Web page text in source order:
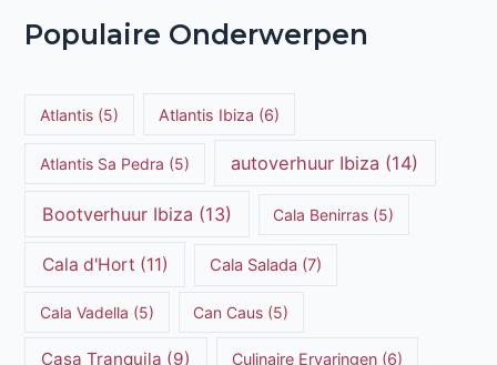
Populaire Onderwerpen
Atlantis (5) Atlantis Ibiza (6)
Atlantis Sa Pedra (5) autoverhuur Ibiza (14)
Bootverhuur Ibiza (13) Cala Benirras (5)
Cala d'Hort (11) Cala Salada(7)
Cala Vadella (5) Can Caus (5)
Casa Tranquila (9) Culinaire Ervaringen(6)